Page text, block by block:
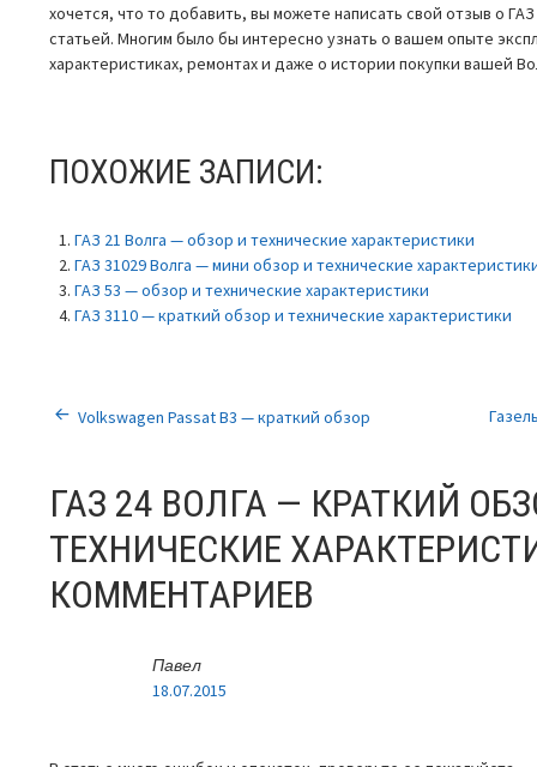
хочется, что то добавить, вы можете написать свой отзыв о
статьей. Многим было бы интересно узнать о вашем опыте
характеристиках, ремонтах и даже о истории покупки вашей
ПОХОЖИЕ ЗАПИСИ:
ГАЗ 21 Волга — обзор и технические характеристики
ГАЗ 31029 Волга — мини обзор и технические
ГАЗ 53 — обзор и технические характеристики
ГАЗ 3110 — краткий обзор и технические характеристики
НАВИГАЦИЯ
ЗАПИСЯМ
Volkswagen Passat B3 — краткий обзор
ГАЗ 24 ВОЛГА — КРАТКИЙ
ТЕХНИЧЕСКИЕ
КОММЕНТАРИЕВ
Павел
18.07.2015